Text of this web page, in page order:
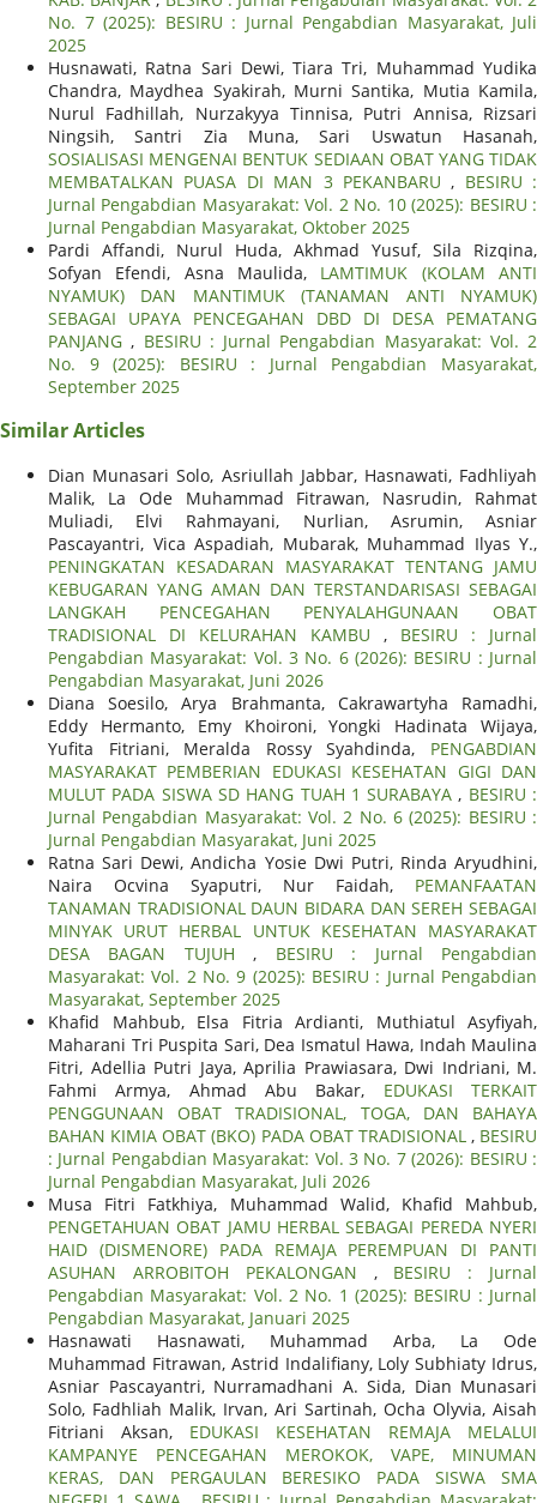
No. 7 (2025): BESIRU : Jurnal Pengabdian Masyarakat, Juli
2025
Husnawati, Ratna Sari Dewi, Tiara Tri, Muhammad Yudika
Chandra, Maydhea Syakirah, Murni Santika, Mutia Kamila,
Nurul Fadhillah, Nurzakyya Tinnisa, Putri Annisa, Rizsari
Ningsih, Santri Zia Muna, Sari Uswatun Hasanah,
SOSIALISASI MENGENAI BENTUK SEDIAAN OBAT YANG TIDAK
MEMBATALKAN PUASA DI MAN 3 PEKANBARU, BESIRU :
Jurnal Pengabdian Masyarakat: Vol. 2 No. 10 (2025): BESIRU :
Jurnal Pengabdian Masyarakat, Oktober 2025
Pardi Affandi, Nurul Huda, Akhmad Yusuf, Sila Rizqina,
Sofyan Efendi, Asna Maulida, LAMTIMUK (KOLAM ANTI
NYAMUK) DAN MANTIMUK (TANAMAN ANTI NYAMUK)
SEBAGAI UPAYA PENCEGAHAN DBD DI DESA PEMATANG
PANJANG, BESIRU : Jurnal Pengabdian Masyarakat: Vol. 2
No. 9 (2025): BESIRU : Jurnal Pengabdian Masyarakat,
September 2025
Similar Articles
Dian Munasari Solo, Asriullah Jabbar, Hasnawati, Fadhliyah
Malik, La Ode Muhammad Fitrawan, Nasrudin, Rahmat
Muliadi, Elvi Rahmayani, Nurlian, Asrumin, Asniar
Pascayantri, Vica Aspadiah, Mubarak, Muhammad Ilyas Y.,
PENINGKATAN KESADARAN MASYARAKAT TENTANG JAMU
KEBUGARAN YANG AMAN DAN TERSTANDARISASI SEBAGAI
LANGKAH PENCEGAHAN PENYALAHGUNAAN OBAT
TRADISIONAL DI KELURAHAN KAMBU , BESIRU : Jurnal
Pengabdian Masyarakat: Vol. 3 No. 6 (2026): BESIRU : Jurnal
Pengabdian Masyarakat, Juni 2026
Diana Soesilo, Arya Brahmanta, Cakrawartyha Ramadhi,
Eddy Hermanto, Emy Khoironi, Yongki Hadinata Wijaya,
Yufita Fitriani, Meralda Rossy Syahdinda, PENGABDIAN
MASYARAKAT PEMBERIAN EDUKASI KESEHATAN GIGI DAN
MULUT PADA SISWA SD HANG TUAH 1 SURABAYA, BESIRU :
Jurnal Pengabdian Masyarakat: Vol. 2 No. 6 (2025): BESIRU :
Jurnal Pengabdian Masyarakat, Juni 2025
Ratna Sari Dewi, Andicha Yosie Dwi Putri, Rinda Aryudhini,
Naira Ocvina Syaputri, Nur Faidah, PEMANFAATAN
TANAMAN TRADISIONAL DAUN BIDARA DAN SEREH SEBAGAI
MINYAK URUT HERBAL UNTUK KESEHATAN MASYARAKAT
DESA BAGAN TUJUH, BESIRU : Jurnal Pengabdian
Masyarakat: Vol. 2 No. 9 (2025): BESIRU : Jurnal Pengabdian
Masyarakat, September 2025
Khafid Mahbub, Elsa Fitria Ardianti, Muthiatul Asyfiyah,
Maharani Tri Puspita Sari, Dea Ismatul Hawa, Indah Maulina
Fitri, Adellia Putri Jaya, Aprilia Prawiasara, Dwi Indriani, M.
Fahmi Armya, Ahmad Abu Bakar, EDUKASI TERKAIT
PENGGUNAAN OBAT TRADISIONAL, TOGA, DAN BAHAYA
BAHAN KIMIA OBAT (BKO) PADA OBAT TRADISIONAL , BESIRU
: Jurnal Pengabdian Masyarakat: Vol. 3 No. 7 (2026): BESIRU :
Jurnal Pengabdian Masyarakat, Juli 2026
Musa Fitri Fatkhiya, Muhammad Walid, Khafid Mahbub,
PENGETAHUAN OBAT JAMU HERBAL SEBAGAI PEREDA NYERI
HAID (DISMENORE) PADA REMAJA PEREMPUAN DI PANTI
ASUHAN ARROBITOH PEKALONGAN , BESIRU : Jurnal
Pengabdian Masyarakat: Vol. 2 No. 1 (2025): BESIRU : Jurnal
Pengabdian Masyarakat, Januari 2025
Hasnawati Hasnawati, Muhammad Arba, La Ode
Muhammad Fitrawan, Astrid Indalifiany, Loly Subhiaty Idrus,
Asniar Pascayantri, Nurramadhani A. Sida, Dian Munasari
Solo, Fadhliah Malik, Irvan, Ari Sartinah, Ocha Olyvia, Aisah
Fitriani Aksan, EDUKASI KESEHATAN REMAJA MELALUI
KAMPANYE PENCEGAHAN MEROKOK, VAPE, MINUMAN
KERAS, DAN PERGAULAN BERESIKO PADA SISWA SMA